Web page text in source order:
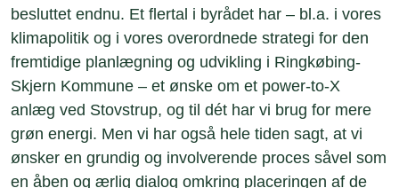
besluttet endnu. Et flertal i byrådet har – bl.a. i vores
klimapolitik og i vores overordnede strategi for den
fremtidige planlægning og udvikling i Ringkøbing-
Skjern Kommune – et ønske om et power-to-X
anlæg ved Stovstrup, og til dét har vi brug for mere
grøn energi. Men vi har også hele tiden sagt, at vi
ønsker en grundig og involverende proces såvel som
en åben og ærlig dialog omkring placeringen af de